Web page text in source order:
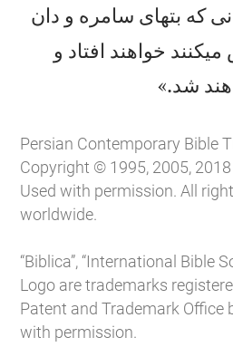
كه بتهای سامره و دان
خواهند افتاد و
شد.»
Persian Contemporary Bible
Copyright © 1995, 2005,
Used with permission. All
worldwide.
“Biblica”, “International Bible
Logo are trademarks
Patent and Trademark Office
with permission.